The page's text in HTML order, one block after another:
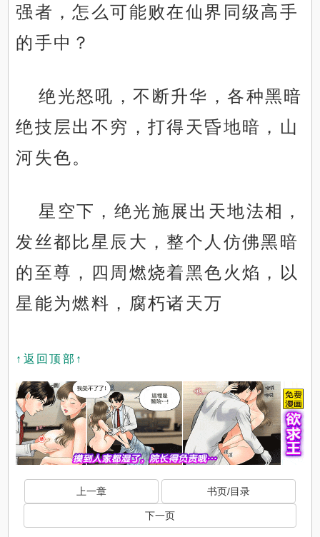
强者，怎么可能败在仙界同级高手
的手中？
绝光怒吼，不断升华，各种黑暗
绝技层出不穷，打得天昏地暗，山
河失色。
星空下，绝光施展出天地法相，
发丝都比星辰大，整个人仿佛黑暗
的至尊，四周燃烧着黑色火焰，以
星能为燃料，腐朽诸天万
↑返回顶部↑
上一章 书页/目录
下一页